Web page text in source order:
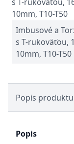
Imbusové a
s T-rukoväťou,
10mm, T10-T50
Popis produktu
Popis